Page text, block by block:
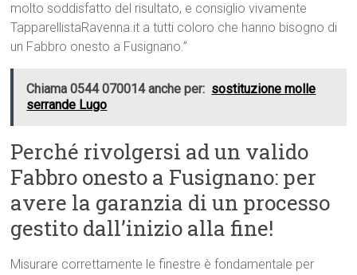
molto soddisfatto del risultato, e consiglio vivamente
TapparellistaRavenna.it a tutti coloro che hanno bisogno di
un Fabbro onesto a Fusignano.”
Chiama 0544 070014 anche per: sostituzione molle
serrande Lugo
Perché rivolgersi ad un valido
Fabbro onesto a Fusignano: per
avere la garanzia di un processo
gestito dall’inizio alla fine!
Misurare correttamente le finestre è fondamentale per